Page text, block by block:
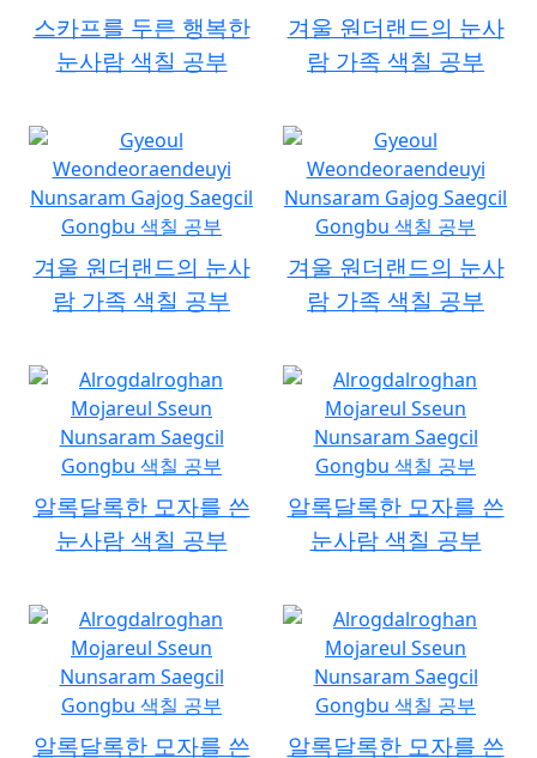
스카프를 두른 행복한
눈사람 색칠 공부
겨울 원더랜드의 눈사
람 가족 색칠 공부
겨울 원더랜드의 눈사
람 가족 색칠 공부
겨울 원더랜드의 눈사
람 가족 색칠 공부
알록달록한 모자를 쓴
눈사람 색칠 공부
알록달록한 모자를 쓴
눈사람 색칠 공부
알록달록한 모자를 쓴 알록달록한 모자를 쓴